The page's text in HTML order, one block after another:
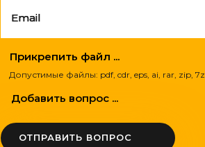
Email
Прикрепить файл ...
Допустимые файлы: pdf, cdr, eps, ai, rar, zip, 7z
Добавить вопрос ...
ОТПРАВИТЬ ВОПРОС